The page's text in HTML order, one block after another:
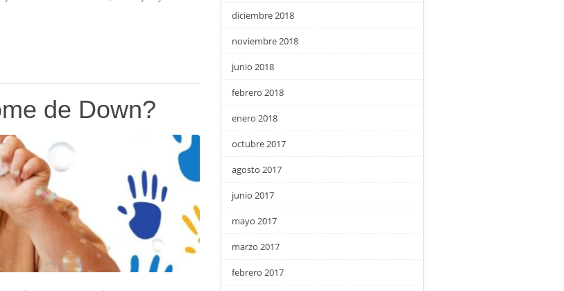
de Down?
diciembre 2018
noviembre 2018
junio 2018
febrero 2018
enero 2018
octubre 2017
agosto 2017
junio 2017
mayo 2017
marzo 2017
febrero 2017